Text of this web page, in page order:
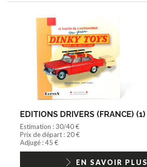
EDITIONS DRIVERS (FRANCE) (1)
Estimation : 30/40 €
Prix de départ : 20 €
Adjugé : 45 €
EN SAVOIR PLUS